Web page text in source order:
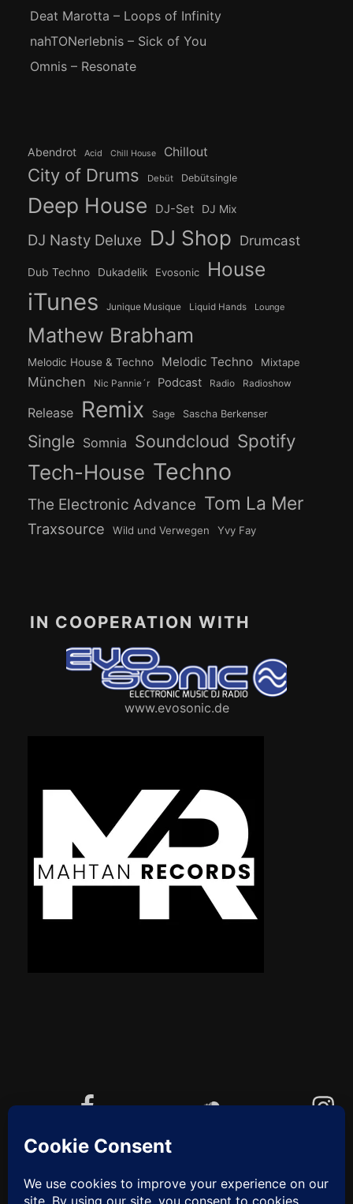
Deat Marotta – Loops of Infinity
nahTONerlebnis – Sick of You
Omnis – Resonate
Abendrot Acid Chill House Chillout
City of Drums Debüt Debütsingle
Deep House DJ-Set DJ Mix
DJ Nasty Deluxe DJ Shop Drumcast
Dub Techno Dukadelik Evosonic House
iTunes Junique Musique Liquid Hands Lounge
Mathew Brabham
Melodic House & Techno Melodic Techno Mixtape
München Nic Pannie´r Podcast Radio Radioshow
Release Remix Sage Sascha Berkenser
Single Somnia Soundcloud Spotify
Tech-House Techno
The Electronic Advance Tom La Mer
Traxsource Wild und Verwegen Yvy Fay
IN COOPERATION WITH
www.evosonic.de
YouTube
Cookie-Richtlinie (EU)
ZUM
ANFANG